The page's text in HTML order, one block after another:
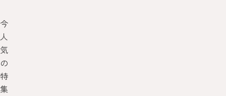
今
人
気
の
特
集